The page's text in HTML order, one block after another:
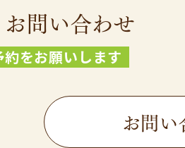
問い合わせ
をお願いします
お問